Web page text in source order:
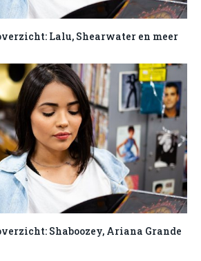
Lalu, Shearwater en meer
Shaboozey, Ariana Grande